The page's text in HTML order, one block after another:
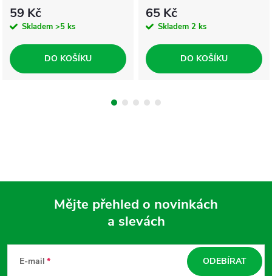
59 Kč
Skladem >5 ks
DO KOŠÍKU
65 Kč
Skladem 2 ks
DO KOŠÍKU
Mějte přehled o novinkách
a slevách
E-mail ODEBÍRAT